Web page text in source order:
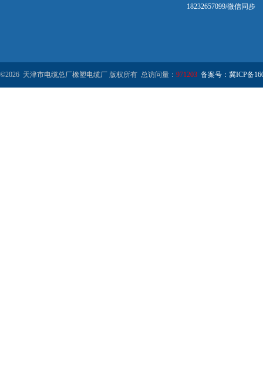
18232657099/微信同步
©2026 天津市电缆总厂橡塑电缆厂 版权所有 总访问量： 971203 备案号：冀ICP备